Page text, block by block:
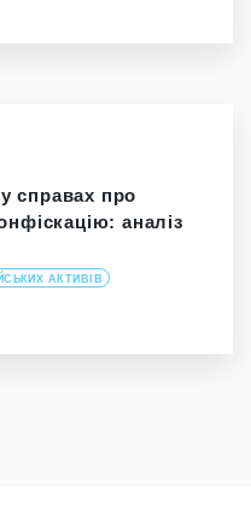
справах про
аналіз
АКТИВІВ